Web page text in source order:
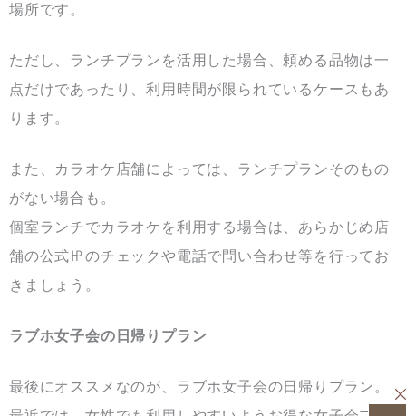
場所です。
ただし、ランチプランを活用した場合、頼める品物は一
点だけであったり、利用時間が限られているケースもあ
ります。
また、カラオケ店舗によっては、ランチプランそのもの
がない場合も。
個室ランチでカラオケを利用する場合は、あらかじめ店
舗の公式㏋のチェックや電話で問い合わせ等を行ってお
きましょう。
ラブホ女子会の日帰りプラン
最後にオススメなのが、ラブホ女子会の日帰りプラン。